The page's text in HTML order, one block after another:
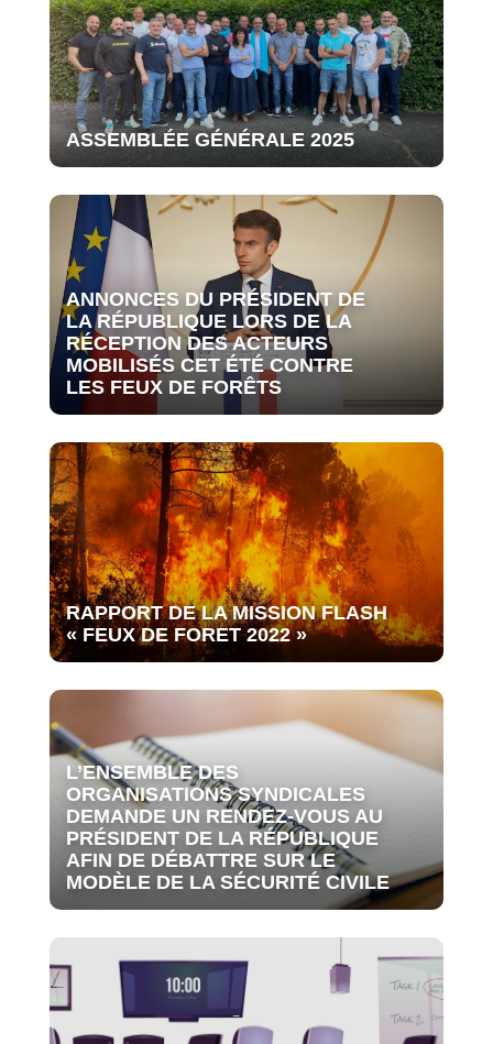
ASSEMBLÉE GÉNÉRALE 2025
ANNONCES DU PRÉSIDENT DE
LA RÉPUBLIQUE LORS DE LA
RÉCEPTION DES ACTEURS
MOBILISÉS CET ÉTÉ CONTRE
LES FEUX DE FORÊTS
RAPPORT DE LA MISSION FLASH
« FEUX DE FORET 2022 »
L’ENSEMBLE DES
ORGANISATIONS SYNDICALES
DEMANDE UN RENDEZ-VOUS AU
PRÉSIDENT DE LA RÉPUBLIQUE
AFIN DE DÉBATTRE SUR LE
MODÈLE DE LA SÉCURITÉ CIVILE